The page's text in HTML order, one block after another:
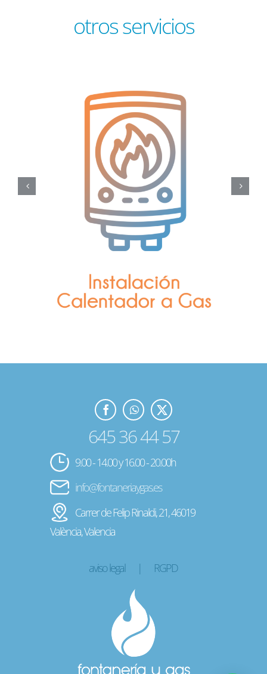
otros servicios
645 36 44 57
9.00 - 14.00 y 16.00 - 20.00h
info@fontaneriaygas.es
Carrer de Felip Rinaldi, 21, 46019
València, Valencia
aviso legal | RGPD